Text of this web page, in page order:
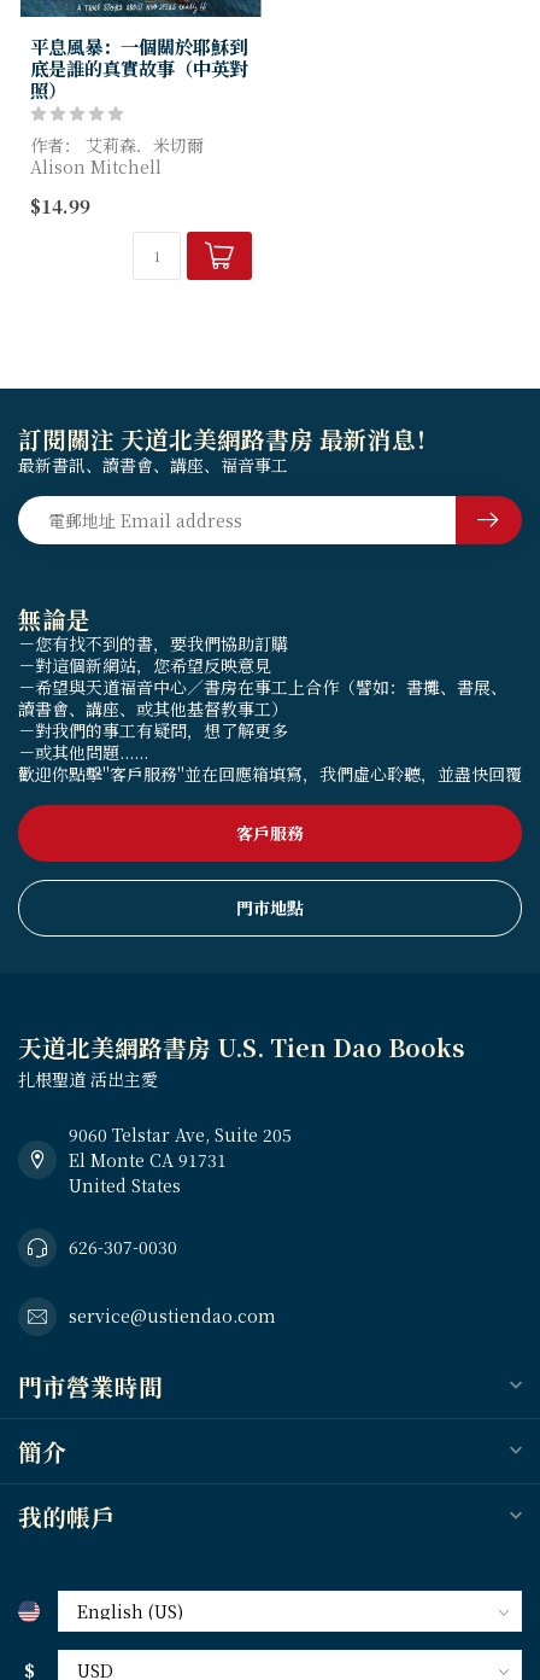
平息風暴：一個關於耶穌到
底是誰的真實故事（中英對
照）
作者： 艾莉森．米切爾
Alison Mitchell
Catalina Echeverri
「耶穌在船上站起來。風還在
$14.99
無論是
－您有找不到的書，要我們協助訂購
－對這個新網站，您希望反映意見
－希望與天道福音中心／書房在事工上合作（譬如：書攤、書展、
讀書會、講座、或其他基督教事工）
－對我們的事工有疑問，想了解更多
－或其他問題......
歡迎你點擊"客戶服務"並在回應箱填寫，我們虛心聆聽，並盡快回覆
客戶服務
門市地點
訂閱關注 天道北美網路書房 最新消息！
最新書訊、讀書會、講座、福音事工
天道北美網路書房 U.S. Tien Dao Books
扎根聖道 活出主愛
9060 Telstar Ave, Suite 205
El Monte CA 91731
United States
626-307-0030
service@ustiendao.com
門市營業時間
簡介
我的帳戶
$